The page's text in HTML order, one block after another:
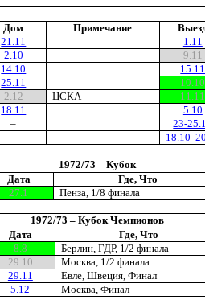
Дом Примечание
21.11
1.11
2.10
9.11
14.10
15.11
25.11
10.10
2.12 ЦСКА
11.11
18.11
5.10
–
23-
– 18.10
1972/73 – Кубок
Дата
Где, Что
27.1 Пенза, 1/8 финала
1972/73 – Кубок Чемпионов
Дата
Где, Что
8.8
Берлин, ГДР, 1/2 финала
29.10
Москва, 1/2 финала
29.11
Евле, Швеция, Финал
5.12 Москва, Финал